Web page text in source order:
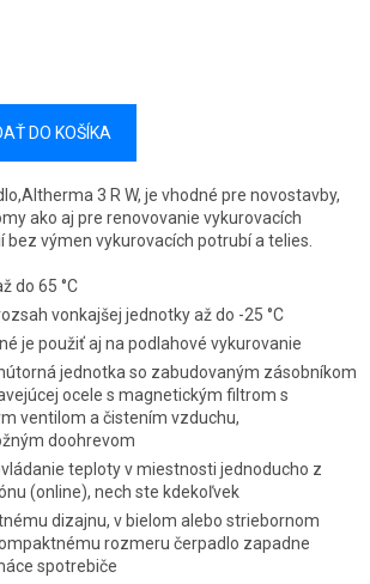
DO KOŠÍKA
3 R W, je vhodné pre novostavby,
ako aj pre renovovanie vykurovacích
bez výmen vykurovacích potrubí a telies.
do 65 °C
vonkajšej jednotky až do -25 °C
je použiť aj na podlahové vykurovanie
jednotka so zabudovaným zásobníkom
ocele s magnetickým filtrom s
ventilom a čistením vzduchu,
doohrevom
teploty v miestnosti jednoducho z
(online), nech ste kdekoľvek
dizajnu, v bielom alebo striebornom
rozmeru čerpadlo zapadne
spotrebiče